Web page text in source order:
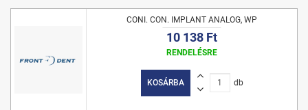
CONI. CON. IMPLANT ANALOG, WP
10 138 Ft
RENDELÉSRE
KOSÁRBA db